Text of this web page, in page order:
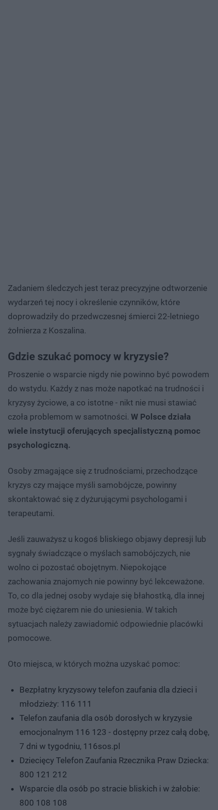
Zadaniem śledczych jest teraz precyzyjne odtworzenie
wydarzeń tej nocy i określenie czynników, które
doprowadziły do przedwczesnej śmierci 22-letniego
żołnierza z Koszalina.
Gdzie szukać pomocy w kryzysie?
Proszenie o wsparcie nigdy nie powinno być powodem
do wstydu. Każdy z nas może napotkać na trudności i
kryzysy życiowe, a co istotne - nikt nie musi stawiać
czoła problemom w samotności. W Polsce działa
wiele instytucji oferujących specjalistyczną pomoc
psychologiczną.
Osoby zmagające się z trudnościami, przechodzące
kryzys czy mające myśli samobójcze, powinny
skontaktować się z dyżurującymi psychologami i
terapeutami.
Jeśli zauważysz u kogoś bliskiego objawy depresji lub
sygnały świadczące o myślach samobójczych, nie
wolno ci pozostać obojętnym. Niepokojące
zachowania znajomych nie powinny być lekceważone.
To, co dla jednej osoby wydaje się błahostką, dla innej
może być ciężarem nie do uniesienia. W takich
sytuacjach należy zawiadomić odpowiednie placówki
pomocowe.
Oto miejsca, w których można uzyskać pomoc:
Bezpłatny kryzysowy telefon zaufania dla dzieci i
młodzieży: 116 111
Telefon zaufania dla osób dorosłych w kryzysie
emocjonalnym 116 123 - dostępny przez całą dobę,
7 dni w tygodniu, 116sos.pl
Dziecięcy Telefon Zaufania Rzecznika Praw Dziecka:
800 121 212
Wsparcie dla osób po stracie bliskich i w żałobie:
800 108 108